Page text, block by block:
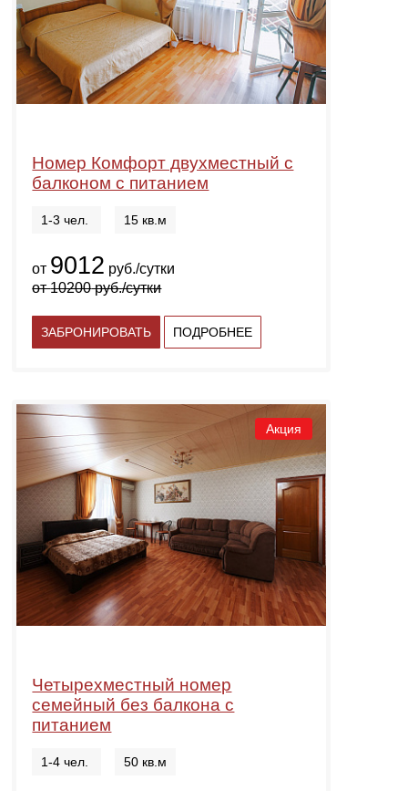
Номер Комфорт двухместный с
балконом с питанием
1-3 чел. 15 кв.м
от 9012 руб./сутки
от10200руб./сутки
ЗАБРОНИРОВАТЬ ПОДРОБНЕЕ
Акция
Четырехместный номер
семейный без балкона с
питанием
1-4 чел. 50 кв.м